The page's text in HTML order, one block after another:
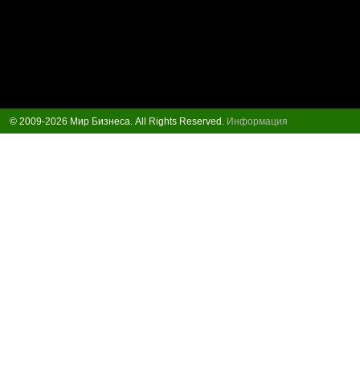
© 2009-2026 Мир Бизнеса. All Rights Reserved. Информация